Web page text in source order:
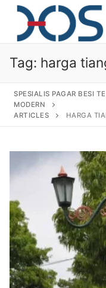
Products
Pagar Besi
Railing Tangga
Railing Balkon
Gallery
Gallery Gambar
Gallery Kursi
Articles
Projects
Tag: harga
SPESIALIS PAGAR BESI
MODERN
ARTICLES
HARGA